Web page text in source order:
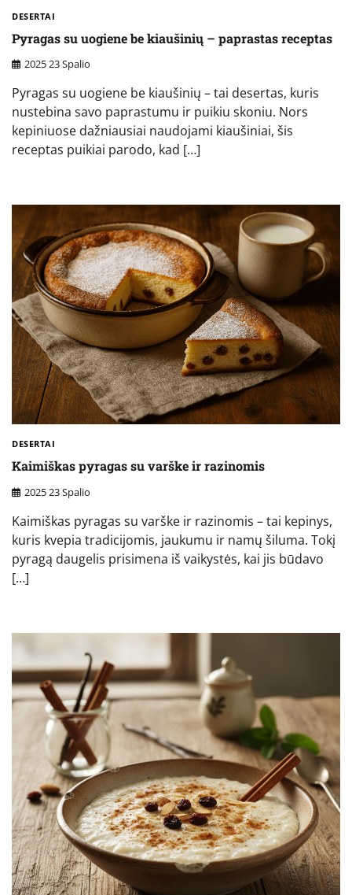
DESERTAI
Pyragas su uogiene be kiaušinių – paprastas receptas
2025 23 Spalio
Pyragas su uogiene be kiaušinių – tai desertas, kuris
nustebina savo paprastumu ir puikiu skoniu. Nors
kepiniuose dažniausiai naudojami kiaušiniai, šis
receptas puikiai parodo, kad […]
DESERTAI
Kaimiškas pyragas su varške ir razinomis
2025 23 Spalio
Kaimiškas pyragas su varške ir razinomis – tai kepinys,
kuris kvepia tradicijomis, jaukumu ir namų šiluma. Tokį
pyragą daugelis prisimena iš vaikystės, kai jis būdavo
[…]